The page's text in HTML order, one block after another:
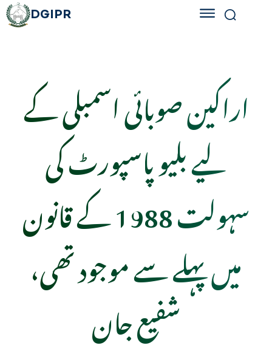
DGIPR
اراکین صوبائی اسمبلی کے
لیے بلیو پاسپورٹ کی
سہولت 1988 کے قانون
میں پہلے سے موجود تھی،
شفیع جان